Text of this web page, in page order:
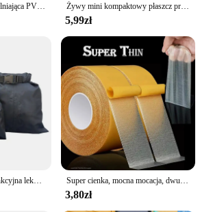
Żywy mini kompaktowy płaszcz przeciwdeszczowy wzmocniony w kształcie kuli jednorazowy wodoodporny awaryjne poncza przeciwdeszczowe dla dorosłych peleryna brelok cena hurtowa
5,99zł
3,80zł